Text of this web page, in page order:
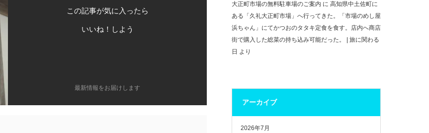
この記事が気に入ったら
いいね！しよう
最新情報をお届けします
大正町市場の無料駐車場のご案内 に 高知県中土佐町に
ある「久礼大正町市場」へ行ってきた。「市場のめし屋
浜ちゃん」にてかつおのタタキ定食を食す。店内へ商店
街で購入した総菜の持ち込み可能だった。 | 旅に関わる
日 より
アーカイブ
2026年7月